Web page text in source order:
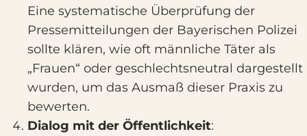
Eine systematische Überprüfung der
Pressemitteilungen der Bayerischen Polizei
sollte klären, wie oft männliche Täter als
„Frauen“ oder geschlechtsneutral dargestellt
wurden, um das Ausmaß dieser Praxis zu
bewerten.
Dialog mit der Öffentlichkeit: